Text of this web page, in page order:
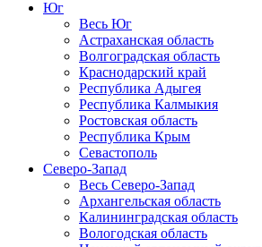
Юг
Весь Юг
Астраханская область
Волгоградская область
Краснодарский край
Республика Адыгея
Республика Калмыкия
Ростовская область
Республика Крым
Севастополь
Северо-Запад
Весь Северо-Запад
Архангельская область
Калининградская область
Вологодская область